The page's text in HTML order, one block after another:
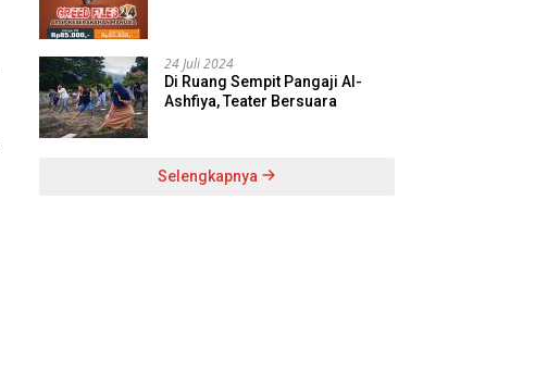
24 Juli 2024
Di Ruang Sempit Pangaji Al-
Ashfiya, Teater Bersuara
Selengkapnya